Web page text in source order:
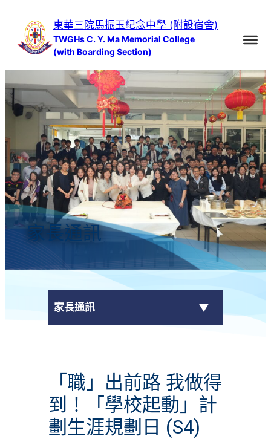
容
東華三院馬振玉紀念中學 (附設宿舍)
TWGHs C. Y. Ma Memorial College
(with Boarding Section)
家長通訊
家長通訊
學校通告
「職」出前路 我做得
到！「學校起動」計
劃生涯規劃日 (S4)